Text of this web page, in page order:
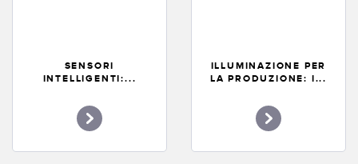
SENSORI
INTELLIGENTI:...
ILLUMINAZIONE PER
LA PRODUZIONE: I...